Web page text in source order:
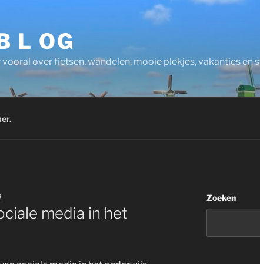
L OG
over fietsen, wandelen, mooie plekjes, vakanties en
media in het
Zoeken